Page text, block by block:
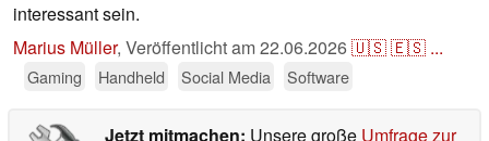
interessant sein.
Marius Müller, Veröffentlicht am22.06.2026🇺🇸🇪🇸 ...
Gaming Handheld Social Media Software
Jetzt mitmachen: Unsere große Umfrage zur